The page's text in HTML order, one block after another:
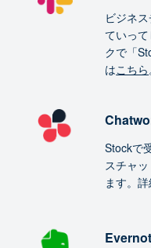
ビジネ
ていっ
クで「
はこちら
Stockで
スチャ
ます。